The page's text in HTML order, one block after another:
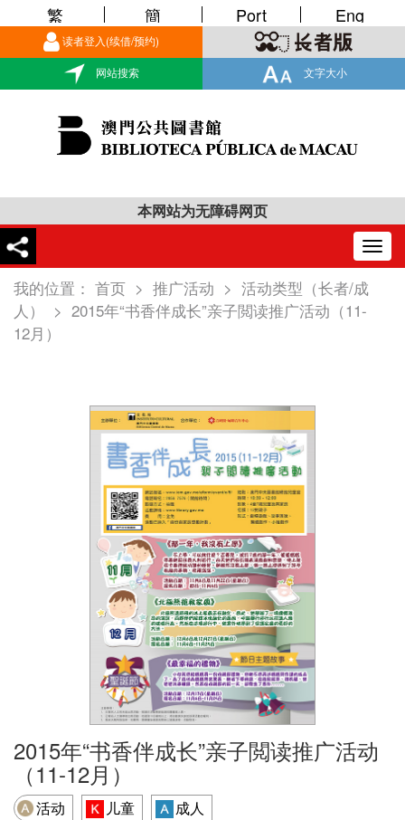
读者登入(续借/预约)
网站搜索 文字大小
繁 簡 Port Eng
本网站为无障碍网页
我的位置： 首页 > 推广活动 > 活动类型（长者/成
人）
> 2015年“书香伴成长”亲子閲读推广活动（11-
12月）
2015年“书香伴成长”亲子閲读推广活动
（11-12月）
活动 儿童
成人